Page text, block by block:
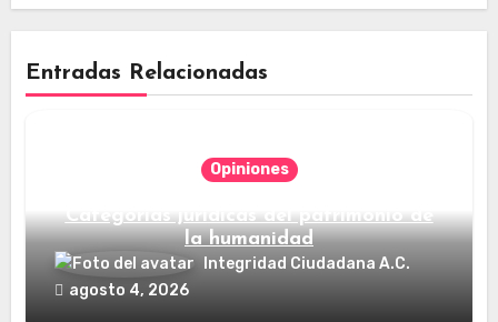
Entradas Relacionadas
Opiniones
Categorías jurídicas del patrimonio de
la humanidad
Integridad Ciudadana A.C.
agosto 4, 2026